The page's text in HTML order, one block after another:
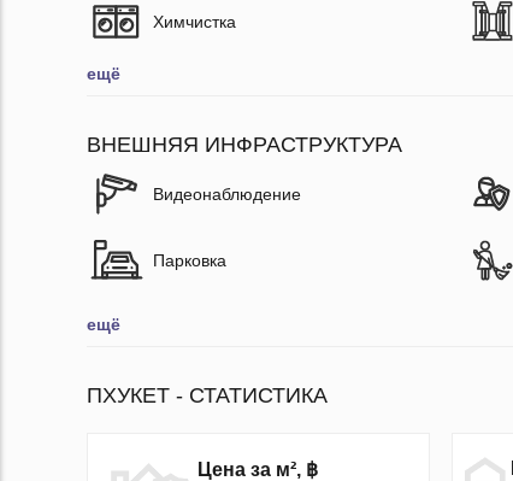
Химчистка
ещё
ВНЕШНЯЯ ИНФРАСТРУКТУРА
Видеонаблюдение
Парковка
ещё
ПХУКЕТ - СТАТИСТИКА
Цена за м², ฿